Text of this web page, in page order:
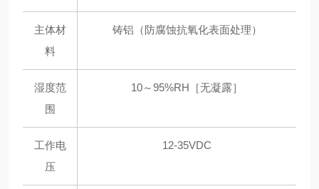
主体材
料
铸铝（防腐蚀抗氧化表面处理）
湿度范
围
10～95%RH［无凝露］
工作电
压
12-35VDC